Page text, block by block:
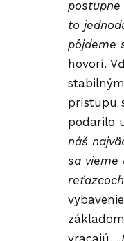
postupne
to
pôjdeme
hovorí.
prístupu
podarilo
náš
sa vieme
vracajú.